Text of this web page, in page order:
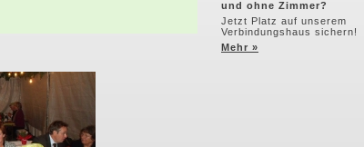
und ohne Zimmer?
Jetzt Platz auf unserem
Verbindungshaus sichern!
Mehr »